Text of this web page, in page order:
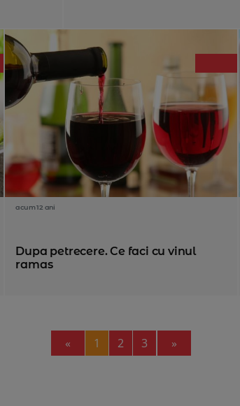
acum 12 ani
Dupa petrecere. Ce faci cu vinul
ramas
« Previous
1 2 3 »